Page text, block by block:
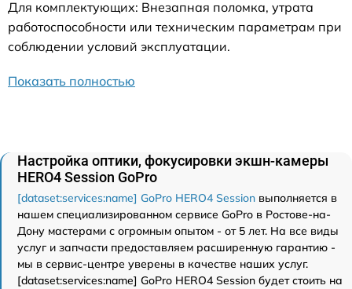
Для комплектующих: Внезапная поломка, утрата
работоспособности или техническим параметрам при
соблюдении условий эксплуатации.
Показать полностью
Настройка оптики, фокусировки экшн-камеры
HERO4 Session GoPro
[dataset:services:name] GoPro HERO4 Session выполняется в
нашем специализированном сервисе GoPro в Ростове-на-
Дону мастерами с огромным опытом - от 5 лет. На все виды
услуг и запчасти предоставляем расширенную гарантию -
мы в сервис-центре уверены в качестве наших услуг.
[dataset:services:name] GoPro HERO4 Session будет стоить на